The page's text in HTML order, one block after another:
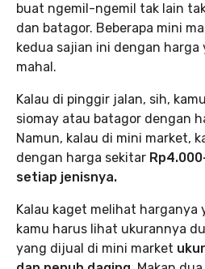
buat ngemil-ngemil tak lain
dan batagor. Beberapa mini
kedua sajian ini dengan harga
mahal.
Kalau di pinggir jalan, sih,
siomay atau batagor dengan
Namun, kalau di mini market,
dengan harga sekitar
setiap jenisnya.
Kalau kaget melihat harganya
kamu harus lihat ukurannya
yang dijual di mini market